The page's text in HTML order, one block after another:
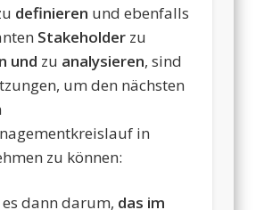
definieren und ebenfalls
Stakeholder zu
und zu analysieren, sind
um den nächsten
in
zu können:
dann darum, das im